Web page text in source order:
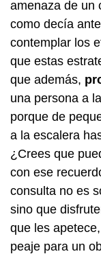
amenaza de un
como decía
contemplar los
que estas
que además,
una persona a
porque de
a la escalera
¿Crees que
con ese
consulta no es
sino que
que les
peaje para un